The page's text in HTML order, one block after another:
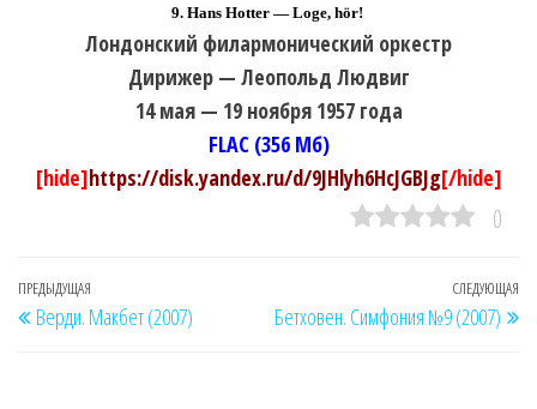
9. Hans Hotter — Loge, hör!
Лондонский филармонический оркестр
Дирижер — Леопольд Людвиг
14 мая — 19 ноября 1957 года
FLAC (356 Мб)
[hide]https://disk.yandex.ru/d/9JHlyh6HcJGBJg[/hide]
0
Навигация
по
Предыдущая
запись
ПРЕДЫДУЩАЯ
Верди. Макбет (2007)
СЛЕДУЮЩАЯ
Бетховен. Симфония №9 (2007)